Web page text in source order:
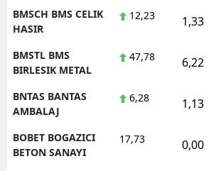
BMSCH BMS CELIK
HASIR
12,23 1,33
BMSTL BMS
BIRLESIK METAL
47,78 6,22
BNTAS BANTAS
AMBALAJ
6,28 1,13
BOBET BOGAZICI
BETON SANAYI
17,73 0,00